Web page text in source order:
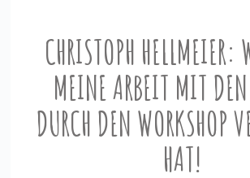
CHRISTOPH
MEINE ARBEIT MIT DEN
DURCH DEN WORKSHOP
HAT!